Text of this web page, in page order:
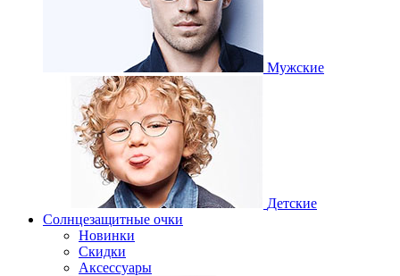
Мужские
Детские
Солнцезащитные очки
Новинки
Скидки
Аксессуары